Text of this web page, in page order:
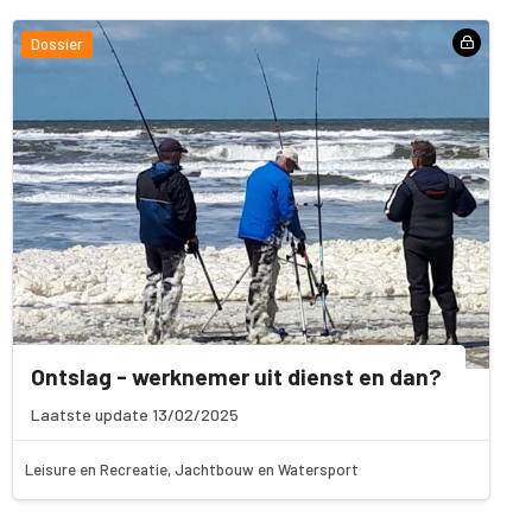
Dossier
Ontslag - werknemer uit dienst en dan?
Laatste update 13/02/2025
Leisure en Recreatie, Jachtbouw en Watersport